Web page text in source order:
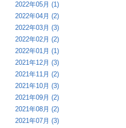
2022年05月 (1)
2022年04月 (2)
2022年03月 (3)
2022年02月 (2)
2022年01月 (1)
2021年12月 (3)
2021年11月 (2)
2021年10月 (3)
2021年09月 (2)
2021年08月 (2)
2021年07月 (3)